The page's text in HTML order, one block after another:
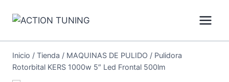
Inicio / Tienda / MAQUINAS DE PULIDO / Pulidora
Rotorbital KERS 1000w 5″ Led Frontal 500lm